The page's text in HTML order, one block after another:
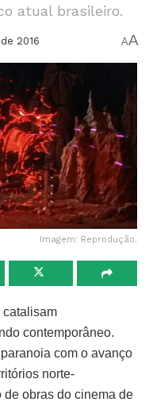
atual brasileiro.
2016 AA
Imagem: Reprodução.
catalisam
contemporâneo.
com o avanço
norte-
obras do cinema de